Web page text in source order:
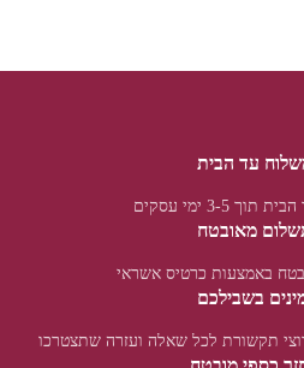
עד הבית
3-5 ימי עסקים
מאובטח
באמצעות כרטיס אשראי
בשבילכם
תקשורת לכל שאלה ועזרה שתצטרכו